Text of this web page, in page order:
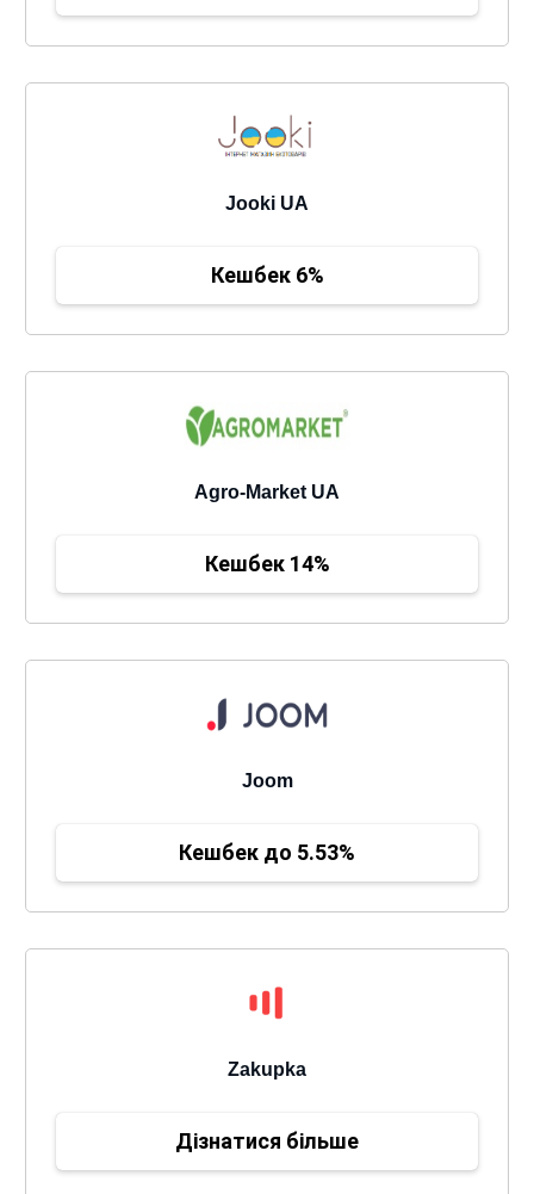
Jooki UA
Кешбек 6%
Agro-Market UA
Кешбек 14%
Joom
Кешбек до 5.53%
Zakupka
Дізнатися більше